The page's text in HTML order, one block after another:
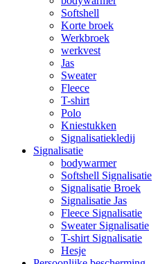
Softshell
Korte broek
Werkbroek
werkvest
Jas
Sweater
Fleece
T-shirt
Polo
Kniestukken
Signalisatiekledij
Signalisatie
bodywarmer
Softshell Signalisatie
Signalisatie Broek
Signalisatie Jas
Fleece Signalisatie
Sweater Signalisatie
T-shirt Signalisatie
Hesje